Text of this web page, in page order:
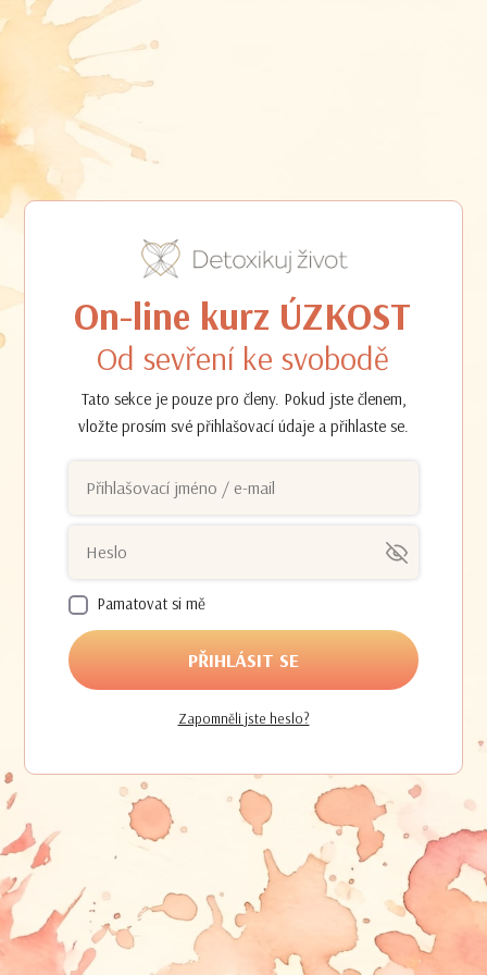
On-line kurz ÚZKOST
Od sevření ke svobodě
Tato sekce je pouze pro členy. Pokud jste členem,
vložte prosím své přihlašovací údaje a přihlaste se.
Pamatovat si mě
PŘIHLÁSIT SE
Zapomněli jste heslo?